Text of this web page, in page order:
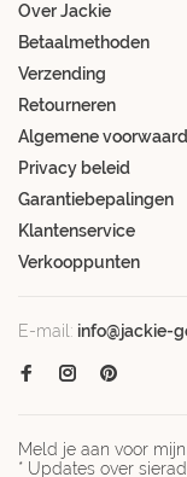
Over Jackie
Betaalmethoden
Verzending
Retourneren
Algemene
Privacy beleid
Garantiebepalingen
Klantenservice
Verkooppunten
E-mail: info@jackie-
Meld je aan voor
* Updates over